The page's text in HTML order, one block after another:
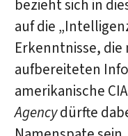
bezieht sich in
auf die
Erkenntnisse,
aufbereiteten
amerikanische
Agencydürfte